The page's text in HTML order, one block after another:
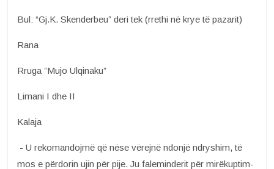
Bul: “Gj.K. Skenderbeu” deri tek (rrethi në krye të pazarit)
Rana
Rruga ”Mujo Ulqinaku”
Limani I dhe II
Kalaja
- U rekomandojmë që nëse vërejnë ndonjë ndryshim, të
mos e përdorin ujin për pije. Ju faleminderit për mirëkuptim-